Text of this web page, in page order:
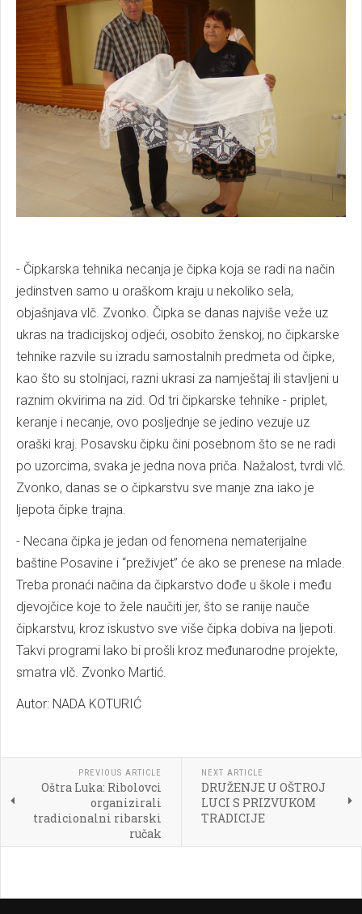
- Čipkarska tehnika necanja je čipka koja se radi na način
jedinstven samo u oraškom kraju u nekoliko sela,
objašnjava vlč. Zvonko. Čipka se danas najviše veže uz
ukras na tradicijskoj odjeći, osobito ženskoj, no čipkarske
tehnike razvile su izradu samostalnih predmeta od čipke,
kao što su stolnjaci, razni ukrasi za namještaj ili stavljeni u
raznim okvirima na zid. Od tri čipkarske tehnike - priplet,
keranje i necanje, ovo posljednje se jedino vezuje uz
oraški kraj. Posavsku čipku čini posebnom što se ne radi
po uzorcima, svaka je jedna nova priča. Nažalost, tvrdi vlč.
Zvonko, danas se o čipkarstvu sve manje zna iako je
ljepota čipke trajna.
- Necana čipka je jedan od fenomena nematerijalne
baštine Posavine i “preživjet” će ako se prenese na mlade.
Treba pronaći načina da čipkarstvo dođe u škole i među
djevojčice koje to žele naučiti jer, što se ranije nauče
čipkarstvu, kroz iskustvo sve više čipka dobiva na ljepoti.
Takvi programi lako bi prošli kroz međunarodne projekte,
smatra vlč. Zvonko Martić.
Autor: NADA KOTURIĆ
PREVIOUS ARTICLE
Oštra Luka: Ribolovci
organizirali
tradicionalni ribarski
ručak
NEXT ARTICLE
DRUŽENJE U OŠTROJ
LUCI S PRIZVUKOM
TRADICIJE